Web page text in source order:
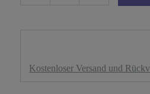
Kostenloser Versand und